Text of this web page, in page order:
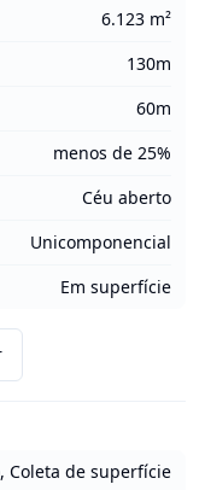
6.123 m²
130m
60m
menos de 25%
Céu aberto
Unicomponencial
Em superfície
Coleta de superfície